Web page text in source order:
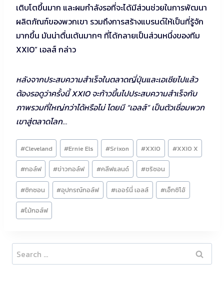
เติบโตขึ้นมาก และผมกำลังรอที่จะได้มีส่วนช่วยในการพัฒนา
ผลิตภัณฑ์ของพวกเขา รวมถึงการสร้างแบรนด์ให้เป็นที่รู้จัก
มากขึ้น มันน่าตื่นเต้นมากๆ ที่ได้กลายเป็นส่วนหนึ่งของทีม
XXIO” เอลส์ กล่าว
หลังจากประสบความสำเร็จในตลาดญี่ปุ่นและเอเชียไปแล้ว
ต้องรอดูว่าครั้งนี้ XXIO จะก้าวขึ้นไปประสบความสำเร็จกับ
ภาพรวมที่ใหญ่กว่าได้หรือไม่ โดยมี “เอลส์” เป็นตัวเชื่อมพวก
เขาสู่ตลาดโลก…
Post
Tags:
#Cleveland #Ernie Els #Srixon #XXIO #XXIO X
#กอล์ฟ #ข่าวกอล์ฟ #คลีฟแลนด์ #ซริซอน
#ซิกซอน #อุปกรณ์กอล์ฟ #เออร์นี่ เอลส์ #เอ็กซิโอ้
#ไม้กอล์ฟ
Search
for: